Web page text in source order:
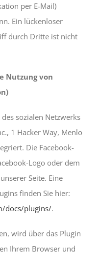
per E-Mail)
Ein lückenloser
durch Dritte ist nicht
Nutzung von
sozialen Netzwerks
1 Hacker Way, Menlo
Die Facebook-
Logo oder dem
Seite. Eine
finden Sie hier:
docs/plugins/.
wird über das Plugin
Ihrem Browser und